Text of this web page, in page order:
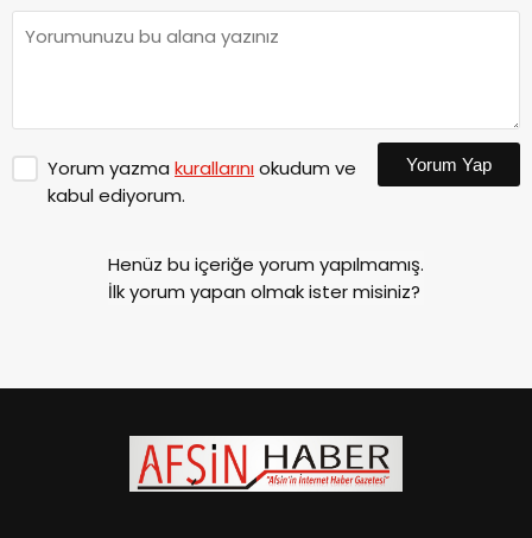
Yorum yazma kurallarınıokudum ve
kabul ediyorum.
Yorum Yap
Henüz bu içeriğe yorum yapılmamış.
İlk yorum yapan olmak ister misiniz?